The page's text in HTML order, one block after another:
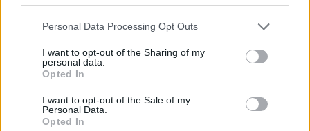
Please note that this website/app uses one or more Google
not limited to your visit or usage behaviour. You may click to
grant or deny consent to Google and its third-party tags to
use your data for below specified purposes in below Google
consent section.
Personal Data Processing Opt Outs
I want to opt-out of the Sharing of my
personal data.
Opted In
I want to opt-out of the Sale of my
Personal Data.
Opted In
πήγαν στον Άγιο Νεκτάριο Βούλας για να
πάρουν την ευχή για τον γιο τους
Ηφαίστειο Σαντορίνης: Ένας 15χρονος που
δεν πρόλαβε να ξεφύγει από το τσουνάμι
μπορεί να αλλάξει τη χρονολογία της
προϊστορικής έκρηξης